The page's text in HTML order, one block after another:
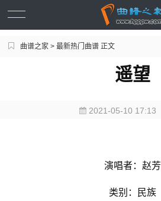
曲谱之家 > 最新热门曲谱 正文
遥望
2021-05-10 17:13
演唱者：赵芳
类别：民族